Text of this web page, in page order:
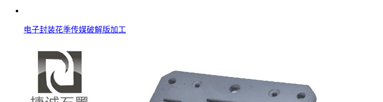
电子封装花季传媒破解版加工